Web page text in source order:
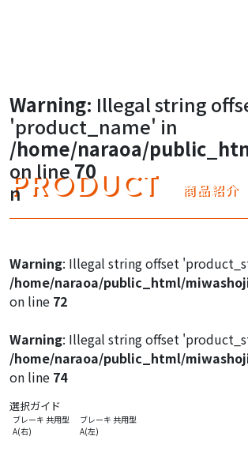
PRODUCT 商品紹介
Warning
: Illegal string offset
/home/naraoa/public_html/
on line
Warning: Illegal string offset
/home/naraoa/public_html/
/home/naraoa/public_html/
on line47
/home/naraoa/public_html/
on line47
Warning: Illegal string
'product_name' in
/home/naraoa/
on line70
n
Warning: Illegal string offset
/home/naraoa/public_html/
on line 72
Warning: Illegal string offset
/home/naraoa/public_html/
on line 74
選択ガイド
ブレーキ 共用型
A(右)
ブレーキ 共用型
A(左)